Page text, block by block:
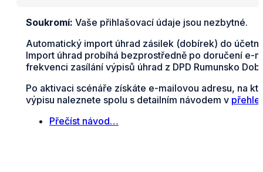
Soukromí: Vaše přihlašovací údaje jsou nezbytné.
Automatický import úhrad zásilek (dobírek) do
Import úhrad probíhá bezprostředně po doručení e-
frekvenci zasílání výpisů úhrad z DPD Rumunsko
Po aktivaci scénáře získáte e-mailovou adresu, na
výpisu naleznete spolu s detailním návodem v
Přečíst návod…